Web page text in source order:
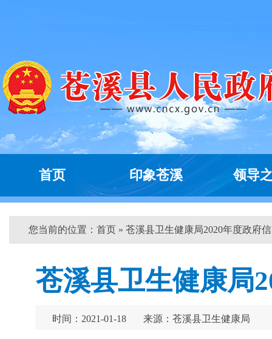
首页 印象苍溪 领导
您当前的位置： 首页 » 苍溪县卫生健康局2020年度政府
苍溪县卫生健康局
时间：2021-01-18 来源：苍溪县卫生健康局